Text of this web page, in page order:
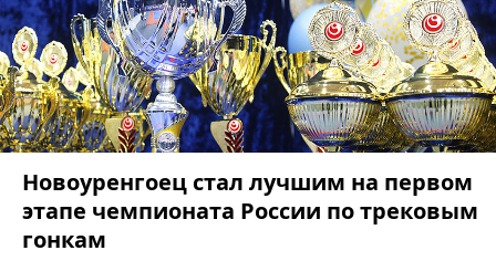
Новоуренгоец стал лучшим на первом
этапе чемпионата России по трековым
гонкам